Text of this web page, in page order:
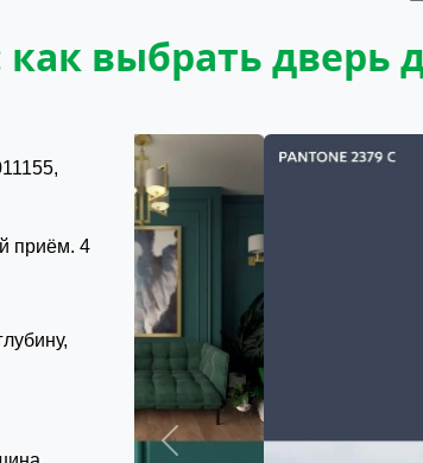
выбрать дверь
приём. 4
Previous